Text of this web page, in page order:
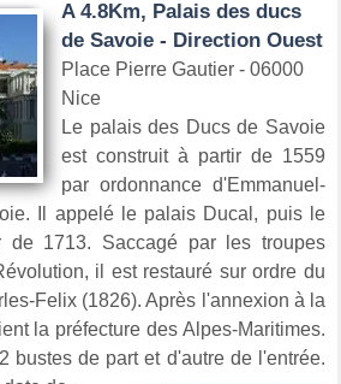
A 4.8Km, Palais des ducs
de Savoie - Direction Ouest
Place Pierre Gautier - 06000
Nice
Le palais des Ducs de Savoie
est construit à partir de 1559
par ordonnance d'Emmanuel-
Il appelé le palais Ducal, puis le
de 1713. Saccagé par les troupes
il est restauré sur ordre du
Felix (1826). Après l'annexion à la
la préfecture des Alpes-Maritimes.
bustes de part et d'autre de l'entrée.